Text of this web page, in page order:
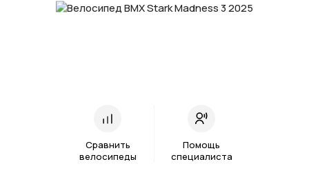
Сравнить
велосипеды
Помощь
специалиста